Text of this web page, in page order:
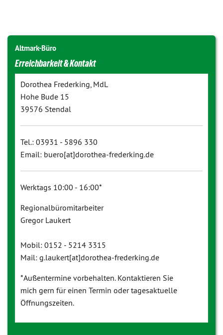
Altmark-Büro
Erreichbarkeit & Kontakt
Dorothea Frederking, MdL
Hohe Bude 15
39576 Stendal
Tel.: 03931 - 5896 330
Email: buero[at]dorothea-frederking.de
Werktags 10:00 - 16:00*
Regionalbüromitarbeiter
Gregor Laukert
Mobil: 0152 - 5214 3315
Mail: g.laukert[at]dorothea-frederking.de
*Außentermine vorbehalten. Kontaktieren Sie
mich gern für einen Termin oder tagesaktuelle
Öffnungszeiten.